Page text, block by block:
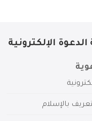
الإلكترونية
بالإسلام